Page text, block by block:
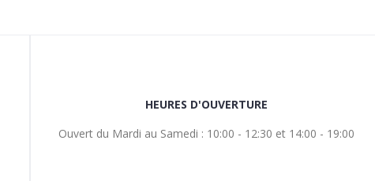
HEURES D'OUVERTURE
Ouvert du Mardi au Samedi : 10:00 - 12:30 et 14:00 - 19:00